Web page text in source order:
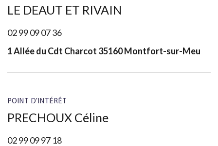
LE DEAUT ET RIVAIN
02 99 09 07 36
1 Allée du Cdt Charcot 35160 Montfort-sur-Meu
POINT D'INTÉRÊT
PRECHOUX Céline
02 99 09 97 18